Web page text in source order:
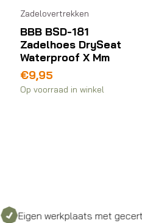
Zadelovertrekken
BBB BSD-181
Zadelhoes DrySeat
Waterproof X Mm
€9,95
Op voorraad in winkel
Eigen werkplaats met